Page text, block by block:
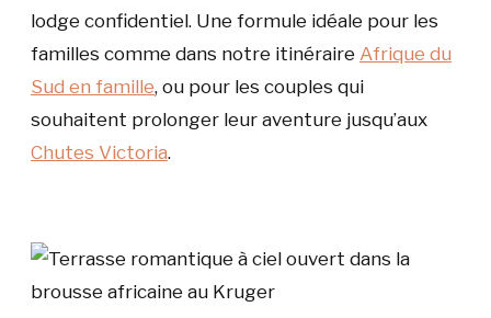
lodge confidentiel. Une formule idéale pour les
familles comme dans notre itinéraire Afrique du
Sud en famille, ou pour les couples qui
souhaitent prolonger leur aventure jusqu’aux
Chutes Victoria.